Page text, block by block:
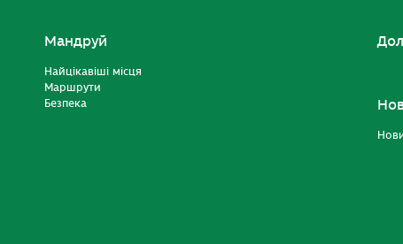
Мандруй
Найцікавіші місця
Маршрути
Безпека